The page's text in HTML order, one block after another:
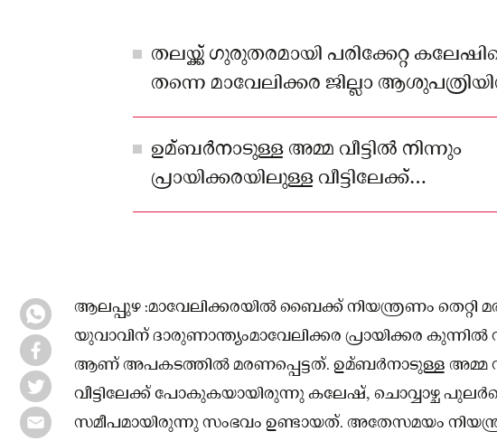
തലയ്ക്ക് ഗുരുതരമായി പരിക്കേറ്റ
തന്നെ മാവേലിക്കര ജില്ലാ
എത്തിച്ചെങ്കിലും ജീവൻ
ഉമ്ബർനാടുള്ള അമ്മ വീട്ടിൽ നിന്നും
പ്രായിക്കരയിലുള്ള വീട്ടിലേക്ക്
പോകുകയായിരുന്നു കലേഷ്, ചൊവ്വാഴ്ച
ആലപ്പുഴ :മാവേലിക്കരയിൽ ബൈക്ക് നിയന്ത്രണം തെറ്റി
യുവാവിന് ദാരുണാന്ത്യംമാവേലിക്കര പ്രായിക്കര കുന്നിൽ
ആണ് അപകടത്തിൽ മരണപ്പെട്ടത്. ഉമ്ബർനാടുള്ള അമ്മ
വീട്ടിലേക്ക് പോകുകയായിരുന്നു കലേഷ്, ചൊവ്വാഴ്ച
സമീപമായിരുന്നു സംഭവം ഉണ്ടായത്. അതേസമയം